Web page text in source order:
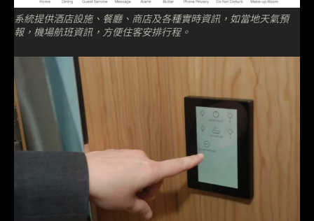
系統提供酒店設施、餐廳、商店及各種實時資訊，如當地天氣預
報，機場航班資訊，方便住客安排行程。